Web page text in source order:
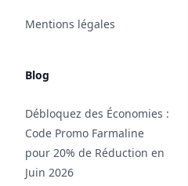
Mentions légales
Blog
Débloquez des Économies :
Code Promo Farmaline
pour 20% de Réduction en
Juin 2026